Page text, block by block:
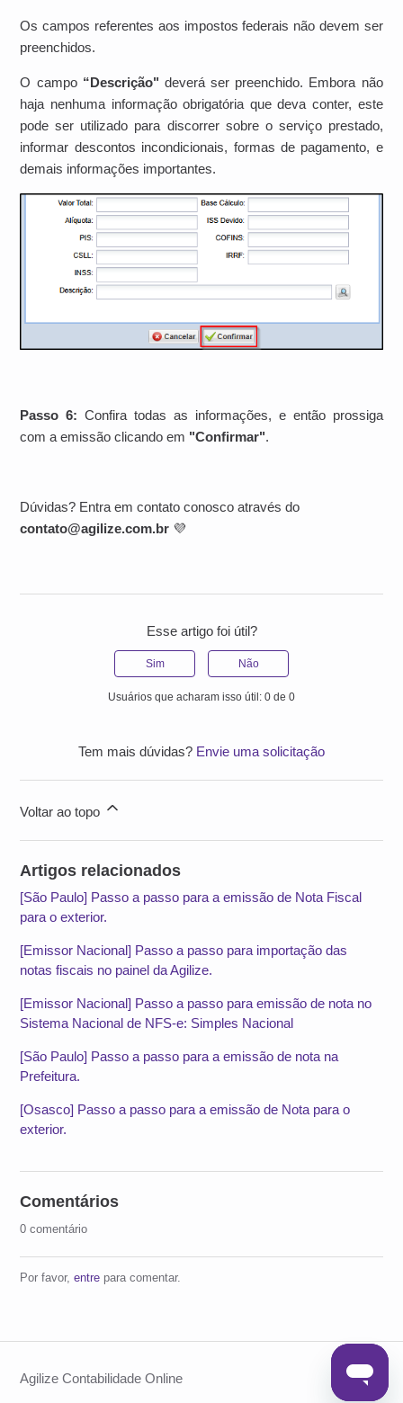
Os campos referentes aos impostos federais não devem ser
preenchidos.
O campo “Descrição" deverá ser preenchido. Embora não
haja nenhuma informação obrigatória que deva conter, este
pode ser utilizado para discorrer sobre o serviço prestado,
informar descontos incondicionais, formas de pagamento, e
demais informações importantes.
Passo 6: Confira todas as informações, e então prossiga
com a emissão clicando em "Confirmar".
Dúvidas? Entra em contato conosco através do
contato@agilize.com.br 💜
Esse artigo foi útil?
Sim Não
Usuários que acharam isso útil: 0 de 0
Tem mais dúvidas? Envie uma solicitação
Voltar ao topo
Artigos relacionados
[São Paulo] Passo a passo para a emissão de Nota Fiscal
para o exterior.
[Emissor Nacional] Passo a passo para importação das
notas fiscais no painel da Agilize.
[Emissor Nacional] Passo a passo para emissão de nota no
Sistema Nacional de NFS-e: Simples Nacional
[São Paulo] Passo a passo para a emissão de nota na
Prefeitura.
[Osasco] Passo a passo para a emissão de Nota para o
exterior.
Comentários
0 comentário
Por favor,entre para comentar.
Agilize Contabilidade Online